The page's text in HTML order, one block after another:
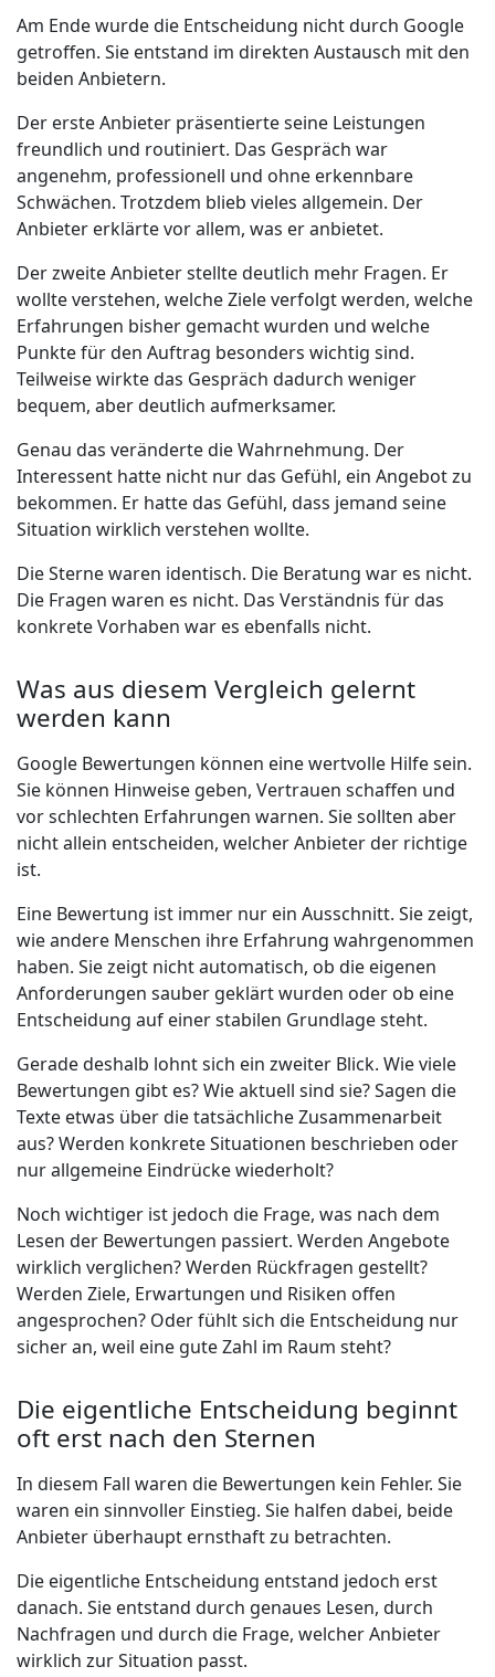
Am Ende wurde die Entscheidung nicht durch Google
getroffen. Sie entstand im direkten Austausch mit den
beiden Anbietern.
Der erste Anbieter präsentierte seine Leistungen
freundlich und routiniert. Das Gespräch war
angenehm, professionell und ohne erkennbare
Schwächen. Trotzdem blieb vieles allgemein. Der
Anbieter erklärte vor allem, was er anbietet.
Der zweite Anbieter stellte deutlich mehr Fragen. Er
wollte verstehen, welche Ziele verfolgt werden, welche
Erfahrungen bisher gemacht wurden und welche
Punkte für den Auftrag besonders wichtig sind.
Teilweise wirkte das Gespräch dadurch weniger
bequem, aber deutlich aufmerksamer.
Genau das veränderte die Wahrnehmung. Der
Interessent hatte nicht nur das Gefühl, ein Angebot zu
bekommen. Er hatte das Gefühl, dass jemand seine
Situation wirklich verstehen wollte.
Die Sterne waren identisch. Die Beratung war es nicht.
Die Fragen waren es nicht. Das Verständnis für das
konkrete Vorhaben war es ebenfalls nicht.
Was aus diesem Vergleich gelernt
werden kann
Google Bewertungen können eine wertvolle Hilfe sein.
Sie können Hinweise geben, Vertrauen schaffen und
vor schlechten Erfahrungen warnen. Sie sollten aber
nicht allein entscheiden, welcher Anbieter der richtige
ist.
Eine Bewertung ist immer nur ein Ausschnitt. Sie zeigt,
wie andere Menschen ihre Erfahrung wahrgenommen
haben. Sie zeigt nicht automatisch, ob die eigenen
Anforderungen sauber geklärt wurden oder ob eine
Entscheidung auf einer stabilen Grundlage steht.
Gerade deshalb lohnt sich ein zweiter Blick. Wie viele
Bewertungen gibt es? Wie aktuell sind sie? Sagen die
Texte etwas über die tatsächliche Zusammenarbeit
aus? Werden konkrete Situationen beschrieben oder
nur allgemeine Eindrücke wiederholt?
Noch wichtiger ist jedoch die Frage, was nach dem
Lesen der Bewertungen passiert. Werden Angebote
wirklich verglichen? Werden Rückfragen gestellt?
Werden Ziele, Erwartungen und Risiken offen
angesprochen? Oder fühlt sich die Entscheidung nur
sicher an, weil eine gute Zahl im Raum steht?
Die eigentliche Entscheidung beginnt
oft erst nach den Sternen
In diesem Fall waren die Bewertungen kein Fehler. Sie
waren ein sinnvoller Einstieg. Sie halfen dabei, beide
Anbieter überhaupt ernsthaft zu betrachten.
Die eigentliche Entscheidung entstand jedoch erst
danach. Sie entstand durch genaues Lesen, durch
Nachfragen und durch die Frage, welcher Anbieter
wirklich zur Situation passt.